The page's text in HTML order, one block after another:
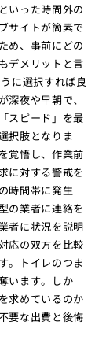
いった時間外の
サイトが簡素で
め、事前にどの
デメリットと言
に選択すれば良
夜や早朝で、
スピード」を最
択肢となりま
覚悟し、作業前
に対する警戒を
時間帯に発生
の業者に連絡を
者に状況を説明
応の双方を比較
。トイレのつま
います。しか
求めているのか
要な出費と後悔